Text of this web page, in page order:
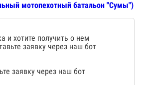
мотопехотный батальон "Сумы")
и хотите получить о нем
заявку через наш бот
заявку через наш бот